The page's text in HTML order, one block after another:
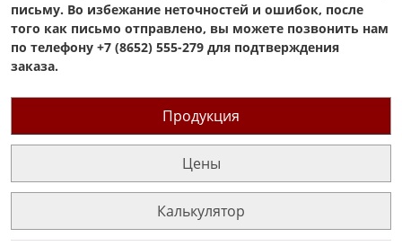
письму. Во избежание неточностей и ошибок, после
того как письмо отправлено, вы можете позвонить нам
по телефону +7 (8652) 555-279 для подтверждения
заказа.
Продукция
Цены
Калькулятор